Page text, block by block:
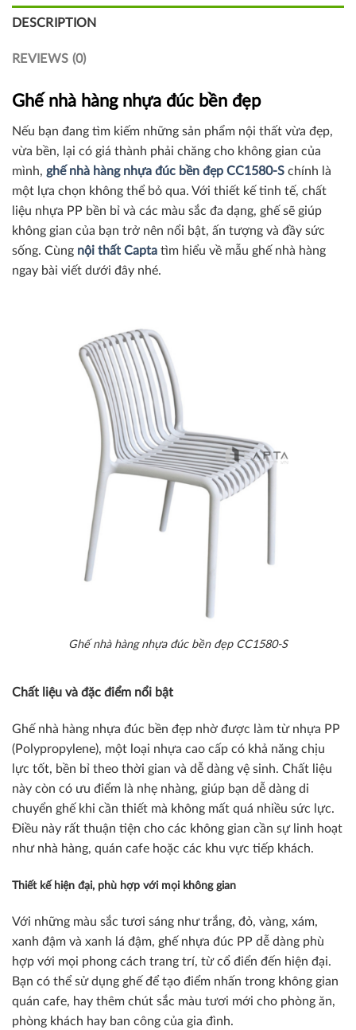
DESCRIPTION
REVIEWS (0)
Ghế nhà hàng nhựa đúc bền đẹp
Nếu bạn đang tìm kiếm những sản phẩm nội thất vừa đẹp,
vừa bền, lại có giá thành phải chăng cho không gian của
mình, ghế nhà hàng nhựa đúc bền đẹp CC1580-S chính là
một lựa chọn không thể bỏ qua. Với thiết kế tinh tế, chất
liệu nhựa PP bền bỉ và các màu sắc đa dạng, ghế sẽ giúp
không gian của bạn trở nên nổi bật, ấn tượng và đầy sức
sống. Cùng nội thất Capta tìm hiểu về mẫu ghế nhà hàng
ngay bài viết dưới đây nhé.
Ghế nhà hàng nhựa đúc bền đẹp CC1580-S
Chất liệu và đặc điểm nổi bật
Ghế nhà hàng nhựa đúc bền đẹp nhờ được làm từ nhựa PP
(Polypropylene), một loại nhựa cao cấp có khả năng chịu
lực tốt, bền bỉ theo thời gian và dễ dàng vệ sinh. Chất liệu
này còn có ưu điểm là nhẹ nhàng, giúp bạn dễ dàng di
chuyển ghế khi cần thiết mà không mất quá nhiều sức lực.
Điều này rất thuận tiện cho các không gian cần sự linh hoạt
như nhà hàng, quán cafe hoặc các khu vực tiếp khách.
Thiết kế hiện đại, phù hợp với mọi không gian
Với những màu sắc tươi sáng như trắng, đỏ, vàng, xám,
xanh đậm và xanh lá đậm, ghế nhựa đúc PP dễ dàng phù
hợp với mọi phong cách trang trí, từ cổ điển đến hiện đại.
Bạn có thể sử dụng ghế để tạo điểm nhấn trong không gian
quán cafe, hay thêm chút sắc màu tươi mới cho phòng ăn,
phòng khách hay ban công của gia đình.